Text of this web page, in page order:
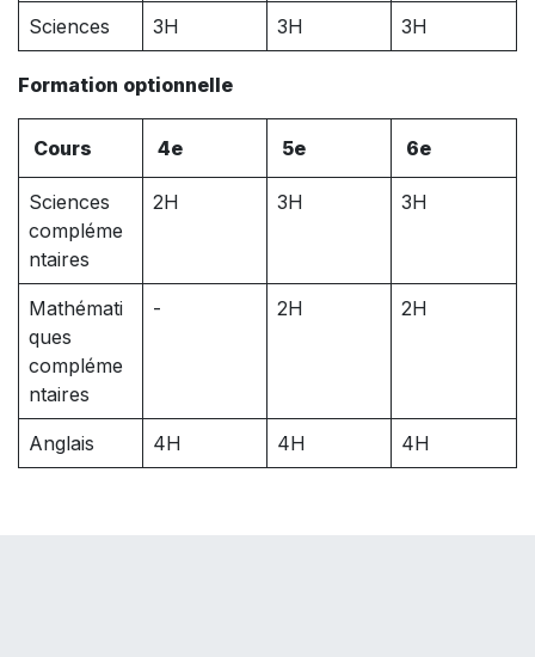
Sciences 3H 3H 3H
Formation optionnelle
Cours 4e 5e 6e
Sciences
compléme
ntaires
2H 3H 3H
Mathémati
ques
compléme
ntaires
- 2H 2H
Anglais 4H 4H 4H